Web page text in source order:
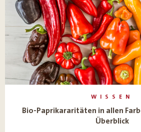
WISSEN
Bio-Paprikararitäten in allen
Überblick